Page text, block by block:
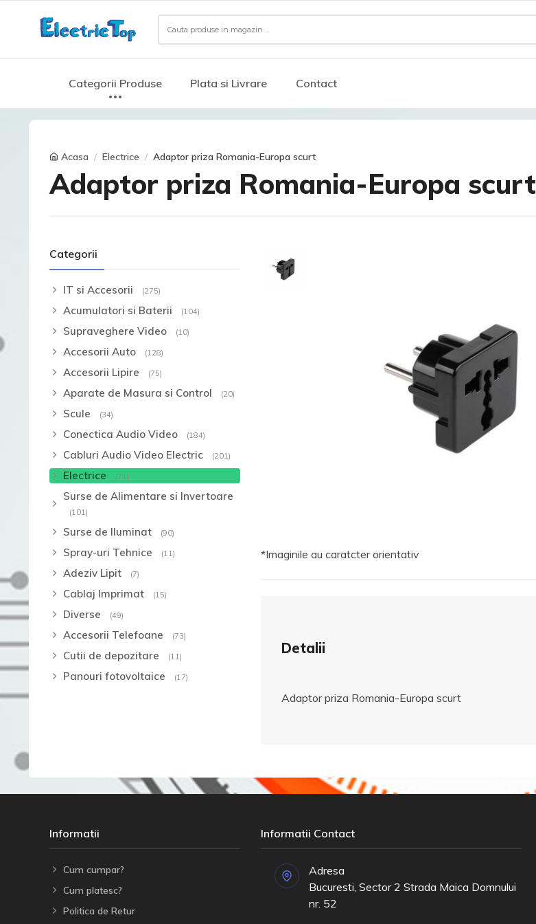
Categorii Produse Plata si Livrare Contact
Acasa Electrice Adaptor priza Romania-Europa scurt
Adaptor priza Romania-Europa scurt
Categorii
IT si Accesorii (275)
Acumulatori si Baterii (104)
Supraveghere Video (10)
Accesorii Auto (128)
Accesorii Lipire (75)
Aparate de Masura si Control (20)
Scule (34)
Conectica Audio Video (184)
Cabluri Audio Video Electric (201)
Electrice (71)
Surse de Alimentare si Invertoare
(101)
Surse de Iluminat (90)
Spray-uri Tehnice (11)
Adeziv Lipit (7)
Cablaj Imprimat (15)
Diverse (49)
Accesorii Telefoane (73)
Cutii de depozitare (11)
Panouri fotovoltaice (17)
*Imaginile au caratcter orientativ
Detalii
Adaptor priza Romania-Europa scurt
Informatii
Cum cumpar?
Cum platesc?
Politica de Retur
Informatii Contact
Adresa
Bucuresti, Sector 2 Strada Maica Domnului
nr. 52